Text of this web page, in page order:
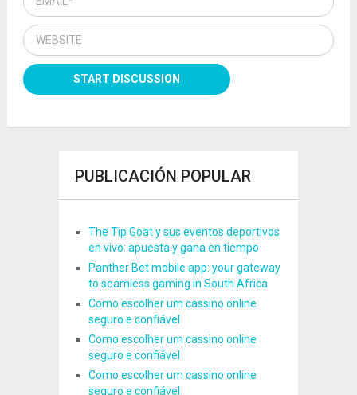
PUBLICACIÓN POPULAR
The Tip Goat y sus eventos deportivos
en vivo: apuesta y gana en tiempo
Panther Bet mobile app: your gateway
to seamless gaming in South Africa
Como escolher um cassino online
seguro e confiável
Como escolher um cassino online
seguro e confiável
Como escolher um cassino online
seguro e confiável